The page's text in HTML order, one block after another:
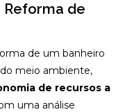
Reforma de
de um banheiro
meio ambiente,
de recursos a
uma análise